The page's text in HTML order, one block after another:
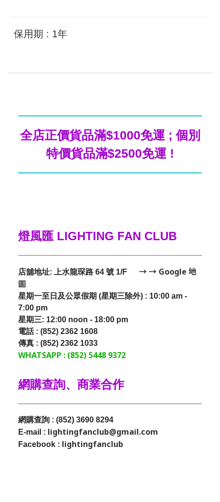
保用期 : 1年
全店正價貨品滿$1000免運 ; 個別
特價貨品滿$2500免運 !
燈風匯 LIGHTING FAN CLUB
店舖地址: 上水龍琛路 64 號 1/F
→ → Google 地
圖
星期一至日及公眾假期 (星期三除外) : 10:00 am -
7:00 pm
星期三: 12:00 noon - 18:00 pm
電話 : (852) 2362 1608
傳真 : (852) 2362 1033
WHATSAPP : (852) 5448 9372
網購查詢、商業合作
網購查詢 : (852) 3690 8294
E-mail : lightingfanclub@gmail.com
Facebook : lightingfanclub